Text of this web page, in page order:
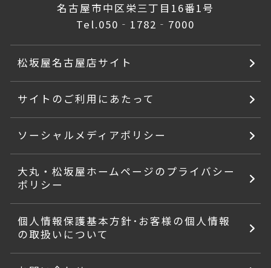
名古屋市中区栄三丁目16番1号
Tel.050‐1782‐7000
松坂屋名古屋店サイト
サイトのご利用にあたって
ソーシャルメディアポリシー
大丸・松坂屋ホームページのプライバシー
ポリシー
個人情報保護基本方針･お客様の個人情報
の取扱いについて